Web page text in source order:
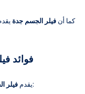
كما أن فيلر الجسم جدة
فوائد
يقدم فيلر العديد من الفوائد التجميلية، منها: